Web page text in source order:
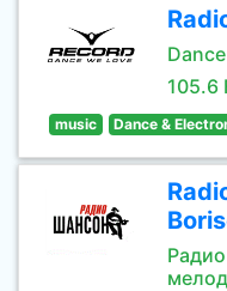
105.6
music Dance &